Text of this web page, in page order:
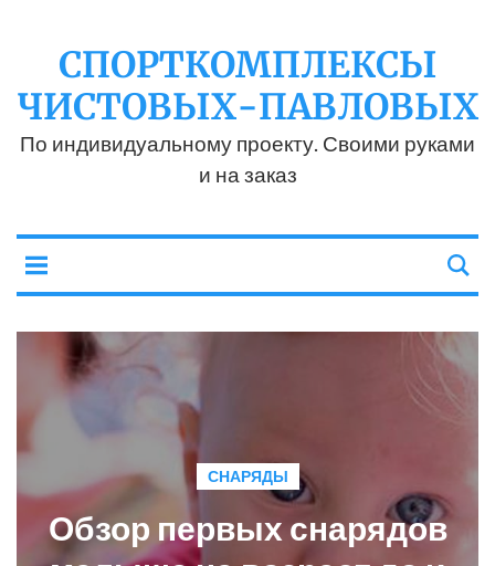
СПОРТКОМПЛЕКСЫ
ЧИСТОВЫХ-ПАВЛОВЫХ
По индивидуальному проекту. Своими руками
и на заказ
СНАРЯДЫ
Обзор первых снарядов